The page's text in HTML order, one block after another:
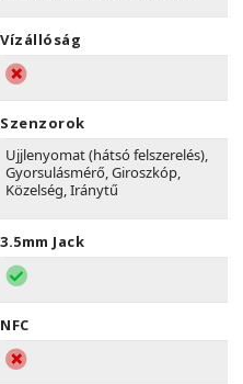
Vízállóság
Szenzorok
Ujjlenyomat (hátsó felszerelés),
Gyorsulásmérő, Giroszkóp,
Közelség, Iránytű
3.5mm Jack
NFC